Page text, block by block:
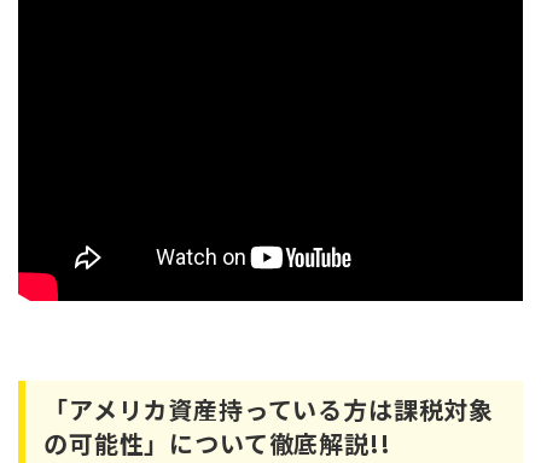
「アメリカ資産持っている方は課税対象
の可能性」について徹底解説!!